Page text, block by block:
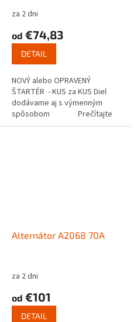
za 2 dni
od €74,83
DETAIL
NOVÝ alebo OPRAVENÝ
ŠTARTÉR - KUS za KUS Diel
dodávame aj s výmenným
spôsobom Prečítajte
si ako funguje...
Alternátor A2068 70A
za 2 dni
od €101
DETAIL